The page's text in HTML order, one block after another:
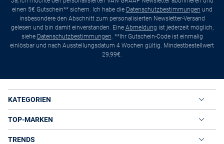
einen 5€ Gutschein** sichern. Ich habe die Datenschutzbestimmungen und
insbesondere den Abschnitt zum personalisierten Newsletter-Versand
gelesen und bin damit einverstanden. Eine Abmeldung ist jederzeit möglich,
siehe Datenschutzbestimmungen. **Ihr Gutschein-Code ist einmalig
einlösbar und nach Ausstellungsdatum 4 Wochen gültig. Mindestbestellwert
29,99€.
KATEGORIEN
TOP-MARKEN
TRENDS